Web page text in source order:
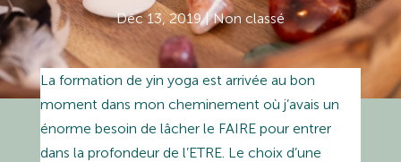
Déc 13, 2019|Non classé
La formation de yin yoga est arrivée au bon
moment dans mon cheminement où j’avais un
énorme besoin de lâcher le FAIRE pour entrer
dans la profondeur de l’ETRE. Le choix d’une